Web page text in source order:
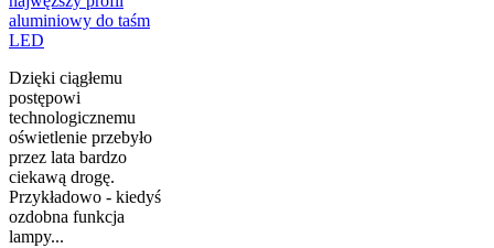
Dzięki ciągłemu
postępowi
technologicznemu
oświetlenie przebyło
przez lata bardzo
ciekawą drogę.
Przykładowo - kiedyś
ozdobna funkcja
lampy...